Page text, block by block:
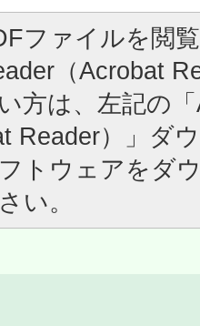
ファイルを閲
（Acrobat
方は、左記の
Reader）」ダ
トウェアをダ
い。